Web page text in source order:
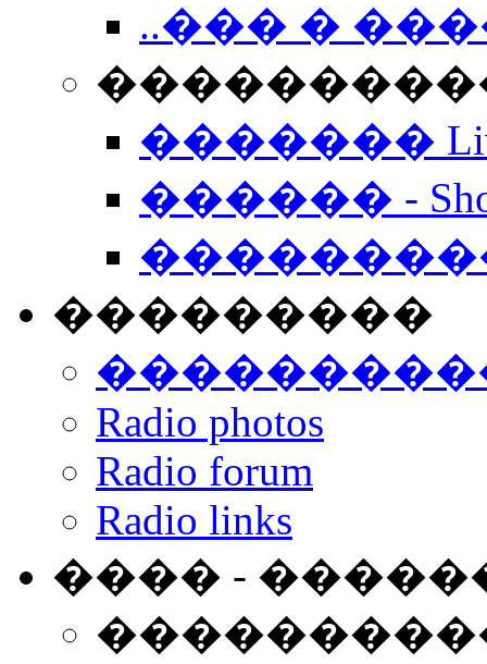
..��� �
����������
�������
������ -
���������
Radio photos
Radio forum
Radio links
���� -